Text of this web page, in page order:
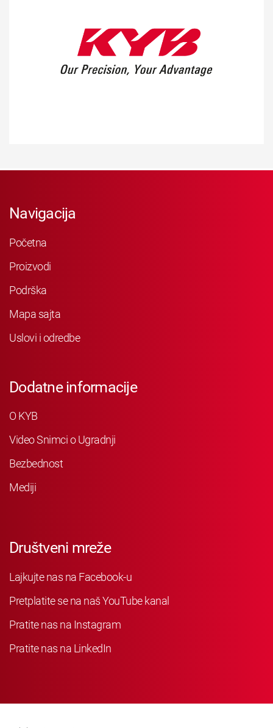
Navigacija
Početna
Proizvodi
Podrška
Mapa sajta
Uslovi i odredbe
Dodatne informacije
O KYB
Video Snimci o Ugradnji
Bezbednost
Mediji
Društveni mreže
Lajkujte nas na Facebook-u
Pretplatite se na naš YouTube kanal
Pratite nas na Instagram
Pratite nas na LinkedIn